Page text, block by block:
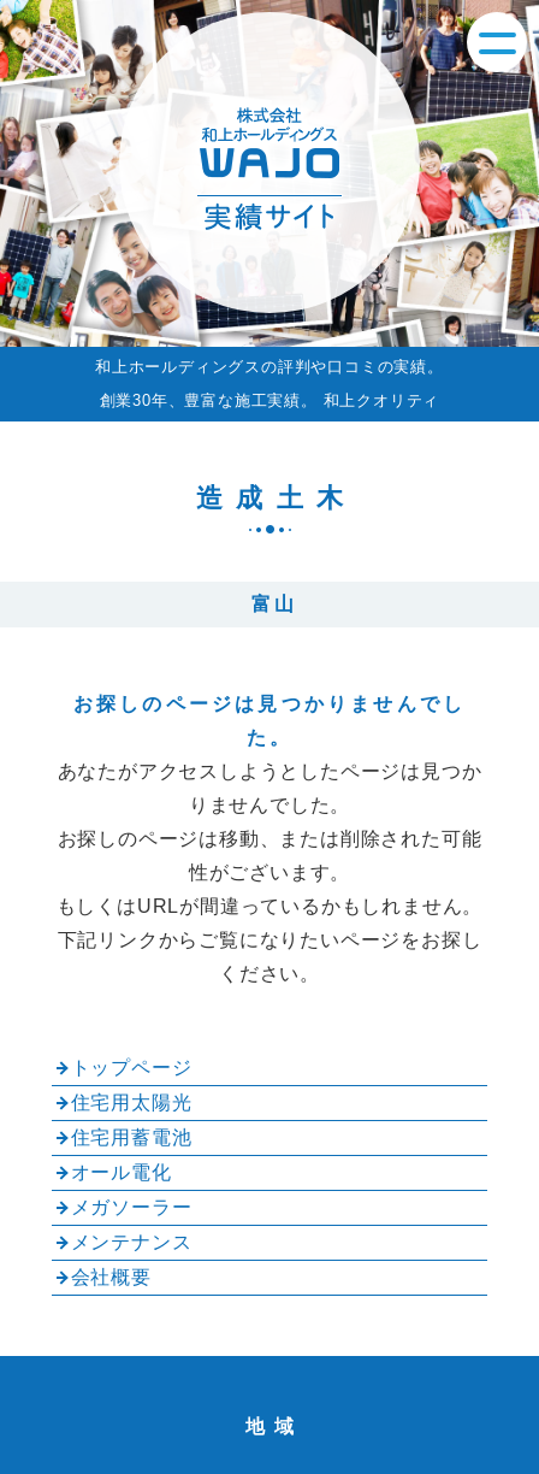
和上ホールディングスの評判や口コミの実績。
創業30年、豊富な施工実績。 和上クオリティ
造成土木
富山
お探しのページは見つかりませんでし
た。
あなたがアクセスしようとしたページは見つか
りませんでした。
お探しのページは移動、または削除された可能
性がございます。
もしくはURLが間違っているかもしれません。
下記リンクからご覧になりたいページをお探し
ください。
トップページ
住宅用太陽光
住宅用蓄電池
オール電化
メガソーラー
メンテナンス
会社概要
地域